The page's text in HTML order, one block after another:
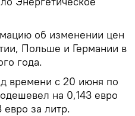
об изменении цен
Польше и Германии в
года.
времени с 20 июня по
на 0,143 евро
евро за литр.